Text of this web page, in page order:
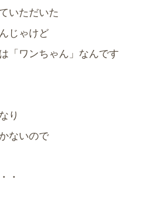
いただいた
じゃけど
「ワンちゃん」なんです
り
ないので
・